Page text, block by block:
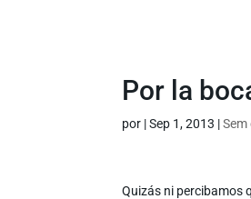
Por la
por |Sep 1, 2013 |
Quizás ni percibamos